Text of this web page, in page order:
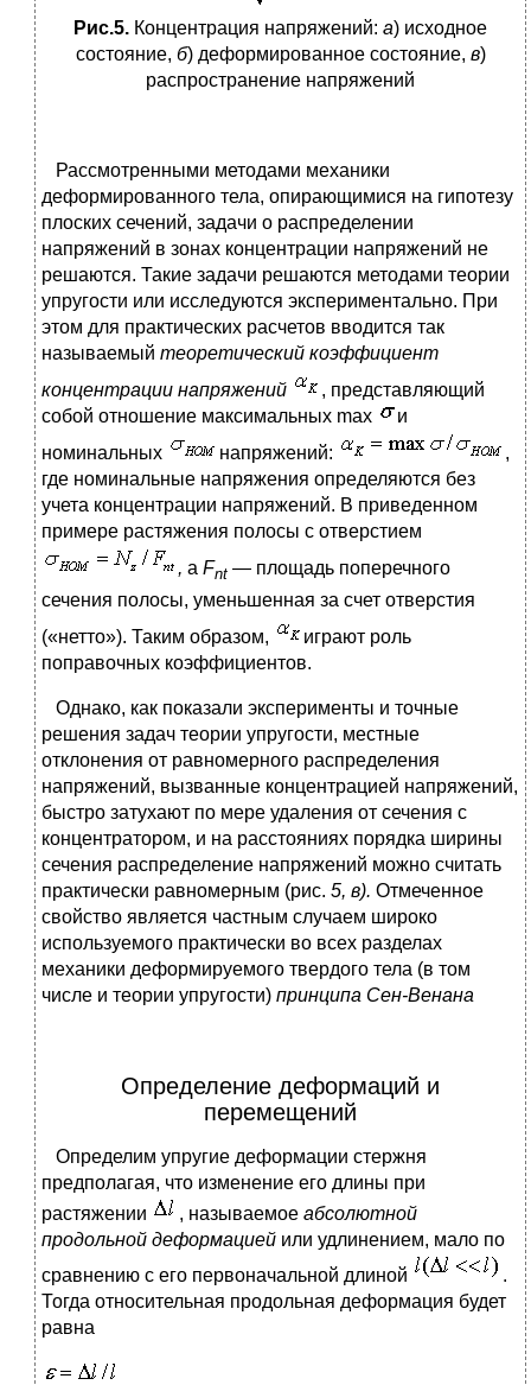
Рис.5. Концентрация напряжений: а) исходное
состояние, б) деформированное состояние, в)
распространение напряжений
Рассмотренными методами механики
деформированного тела, опирающимися на гипотезу
плоских сечений, задачи о распределении
напряжений в зонах концентрации напряжений не
решаются. Такие задачи решаются методами теории
упругости или исследуются экспериментально. При
этом для практических расчетов вводится так
называемый теоретический коэффициент
концентрации напряжений
, представляющий
собой отношение максимальных max
и
номинальных
напряжений:
,
где номинальные напряжения определяются без
учета концентрации напряжений. В приведенном
примере растяжения полосы с отверстием
, a Fnt — площадь поперечного
сечения полосы, уменьшенная за счет отверстия
(«нетто»). Таким образом,
играют роль
поправочных коэффициентов.
Однако, как показали эксперименты и точные
решения задач теории упругости, местные
отклонения от равномерного распределения
напряжений, вызванные концентрацией напряжений,
быстро затухают по мере удаления от сечения с
концентратором, и на расстояниях порядка ширины
сечения распределение напряжений можно считать
практически равномерным (рис. 5, в). Отмеченное
свойство является частным случаем широко
используемого практически во всех разделах
механики деформируемого твердого тела (в том
числе и теории упругости) принципа Сен-Венана
Определение деформаций и
перемещений
Определим упругие деформации стержня
предполагая, что изменение его длины при
растяжении
, называемое абсолютной
продольной деформацией или удлинением, мало по
сравнению с его первоначальной длиной
.
Тогда относительная продольная деформация будет
равна